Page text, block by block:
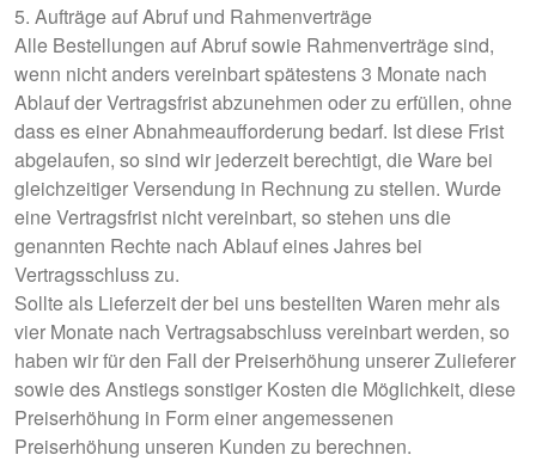
5. Aufträge auf Abruf und Rahmenverträge
Alle Bestellungen auf Abruf sowie Rahmenverträge sind,
wenn nicht anders vereinbart spätestens 3 Monate nach
Ablauf der Vertragsfrist abzunehmen oder zu erfüllen, ohne
dass es einer Abnahmeaufforderung bedarf. Ist diese Frist
abgelaufen, so sind wir jederzeit berechtigt, die Ware bei
gleichzeitiger Versendung in Rechnung zu stellen. Wurde
eine Vertragsfrist nicht vereinbart, so stehen uns die
genannten Rechte nach Ablauf eines Jahres bei
Vertragsschluss zu.
Sollte als Lieferzeit der bei uns bestellten Waren mehr als
vier Monate nach Vertragsabschluss vereinbart werden, so
haben wir für den Fall der Preiserhöhung unserer Zulieferer
sowie des Anstiegs sonstiger Kosten die Möglichkeit, diese
Preiserhöhung in Form einer angemessenen
Preiserhöhung unseren Kunden zu berechnen.